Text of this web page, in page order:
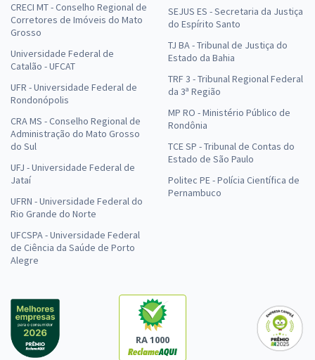
CRECI MT - Conselho Regional de
Corretores de Imóveis do Mato
Grosso
Universidade Federal de
Catalão - UFCAT
UFR - Universidade Federal de
Rondonópolis
CRA MS - Conselho Regional de
Administração do Mato Grosso
do Sul
UFJ - Universidade Federal de
Jataí
UFRN - Universidade Federal do
Rio Grande do Norte
UFCSPA - Universidade Federal
de Ciência da Saúde de Porto
Alegre
SEJUS ES - Secretaria da Justiça
do Espírito Santo
TJ BA - Tribunal de Justiça do
Estado da Bahia
TRF 3 - Tribunal Regional Federal
da 3ª Região
MP RO - Ministério Público de
Rondônia
TCE SP - Tribunal de Contas do
Estado de São Paulo
Politec PE - Polícia Científica de
Pernambuco
RA 1000